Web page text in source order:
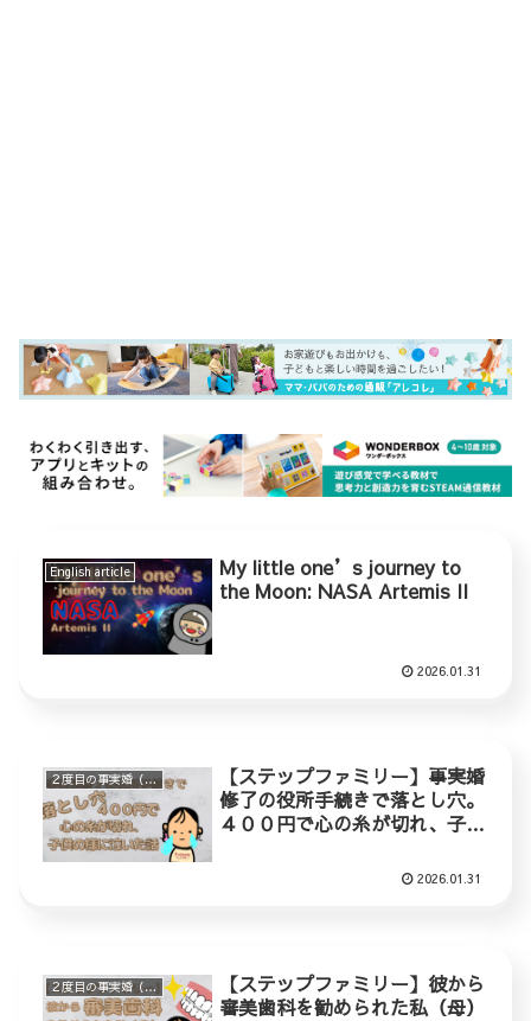
English article
My little one’s journey to
the Moon: NASA Artemis II
2026.01.31
２度目の事実婚（ステップファミリー）
【ステップファミリー】事実婚
修了の役所手続きで落とし穴。
４００円で心の糸が切れ、子供
2026.01.31
２度目の事実婚（ステップファミリー）
【ステップファミリー】彼から
審美歯科を勧められた私（母）